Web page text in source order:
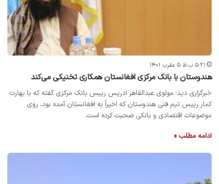
۵:۲۱ ب.ظ ۵ عقرب ۱۴۰۱
هندوستان با بانک مرکزی افغانستان همکاری تخنیکی می‌کند
خبرگزاری دید: مولوی عبدالقاهر ادریس رییس بانک مرکزی گفته که با بهارت
کمار رییس تیم فنی هندوستان که اخیراً به افغانستان آمده بود، روی
موضوعات اقتصادی و بانکی صحبت کرده است.
ادامه مطلب »